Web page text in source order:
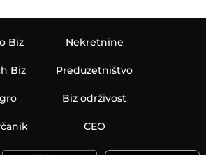
Biz
Biz
Nekretnine
Preduzetništvo
Biz održivost
CEO